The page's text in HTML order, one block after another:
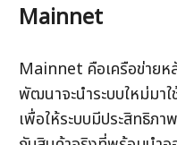
Mainnet
Mainnet คือเครือข่าย
พัฒนาจะนำระบบใหม่มา
เพื่อให้ระบบมีประสิทธิภ